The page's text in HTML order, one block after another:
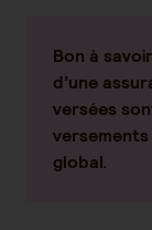
Bon à
d’une
versées
global.